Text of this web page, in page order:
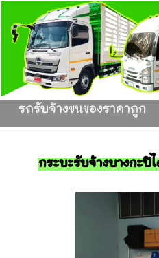
รถรับจ้างขนของราคาถูก
กระบะรับจ้างบางกะปิ